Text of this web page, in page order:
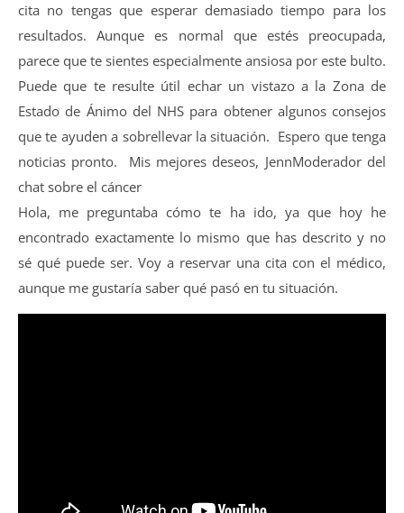
cita no tengas que esperar demasiado tiempo para los
resultados. Aunque es normal que estés preocupada,
parece que te sientes especialmente ansiosa por este bulto.
Puede que te resulte útil echar un vistazo a la Zona de
Estado de Ánimo del NHS para obtener algunos consejos
que te ayuden a sobrellevar la situación. Espero que tenga
noticias pronto. Mis mejores deseos, JennModerador del
chat sobre el cáncer
Hola, me preguntaba cómo te ha ido, ya que hoy he
encontrado exactamente lo mismo que has descrito y no
sé qué puede ser. Voy a reservar una cita con el médico,
aunque me gustaría saber qué pasó en tu situación.